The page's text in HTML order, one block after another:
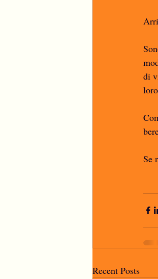
di
Se
Recent Posts